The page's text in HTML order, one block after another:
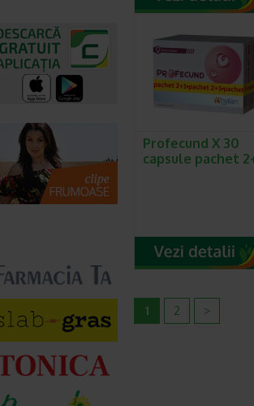
Profecund X 30
capsule pachet
1 2 >